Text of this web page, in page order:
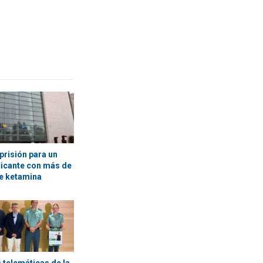
para un
con más de
ketamina